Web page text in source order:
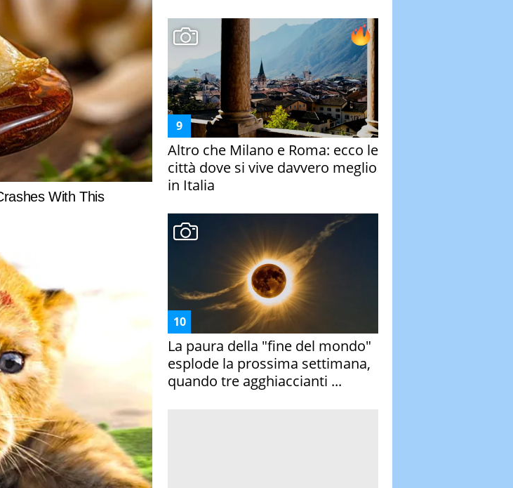
Altro che Milano e Roma: ecco le
città dove si vive davvero meglio
in Italia
La paura della "fine del mondo"
esplode la prossima settimana,
quando tre agghiaccianti ...